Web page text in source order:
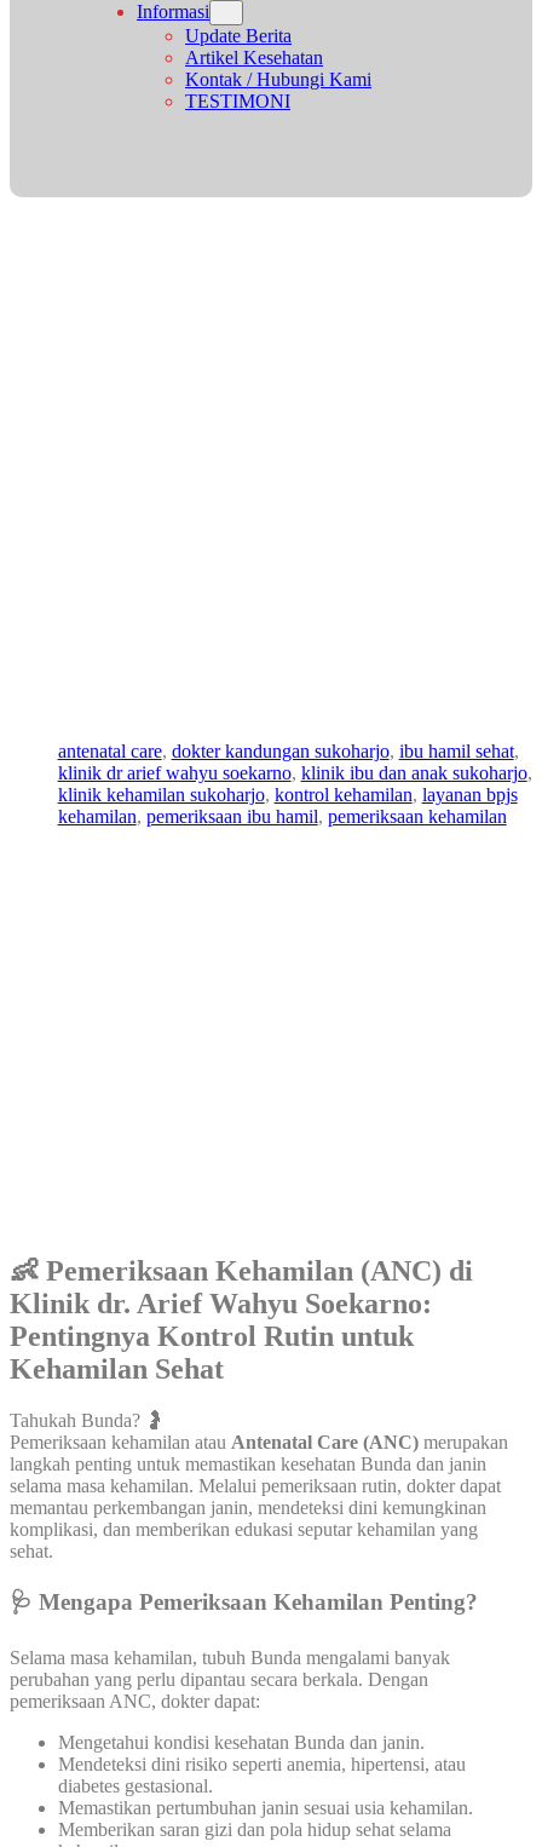
Informasi
Update Berita
Artikel Kesehatan
Kontak / Hubungi Kami
TESTIMONI
antenatal care, dokter kandungan sukoharjo, ibu hamil sehat
klinik dr arief wahyu soekarno, klinik ibu dan anak sukoharjo
klinik kehamilan sukoharjo, kontrol kehamilan, layanan bpjs
kehamilan, pemeriksaan ibu hamil, pemeriksaan kehamilan
👶 Pemeriksaan Kehamilan (ANC) di
Klinik dr. Arief Wahyu Soekarno:
Pentingnya Kontrol Rutin untuk
Kehamilan Sehat
Tahukah Bunda? 🤰
Pemeriksaan kehamilan atau Antenatal Care (ANC) merupakan
langkah penting untuk memastikan kesehatan Bunda dan janin
selama masa kehamilan. Melalui pemeriksaan rutin, dokter dapat
memantau perkembangan janin, mendeteksi dini kemungkinan
komplikasi, dan memberikan edukasi seputar kehamilan yang
sehat.
🩺 Mengapa Pemeriksaan Kehamilan Penting?
Selama masa kehamilan, tubuh Bunda mengalami banyak
perubahan yang perlu dipantau secara berkala. Dengan
pemeriksaan ANC, dokter dapat:
Mengetahui kondisi kesehatan Bunda dan janin.
Mendeteksi dini risiko seperti anemia, hipertensi, atau
diabetes gestasional.
Memastikan pertumbuhan janin sesuai usia kehamilan.
Memberikan saran gizi dan pola hidup sehat selama